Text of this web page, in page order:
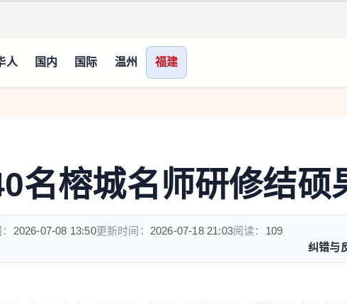
人 国内 国际 温州 福建
名榕城名师研修结硕
2026-07-08 13:50更新时间： 2026-07-18 21:03阅读： 109
纠错与